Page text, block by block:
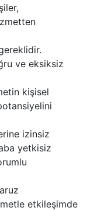
ve eksiksiz
kişisel
izinsiz
yetkisiz
etkileşimde